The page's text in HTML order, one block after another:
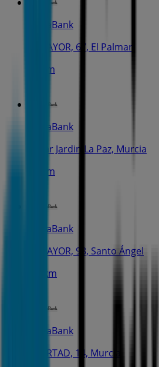
CaixaBank
C. MAYOR, 67, El Palmar
108 m
CaixaBank
Lugar Jardin La Paz, Murcia
881 m
CaixaBank
C. MAYOR, 98, Santo Ángel
1.5 km
CaixaBank
LIBERTAD, 14, Murcia